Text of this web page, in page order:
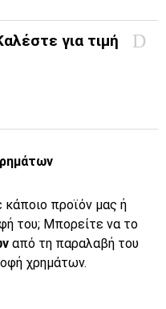
για τιμή
προϊόν μας ή
του; Μπορείτε να το
από τη παραλαβή του
χρημάτων.